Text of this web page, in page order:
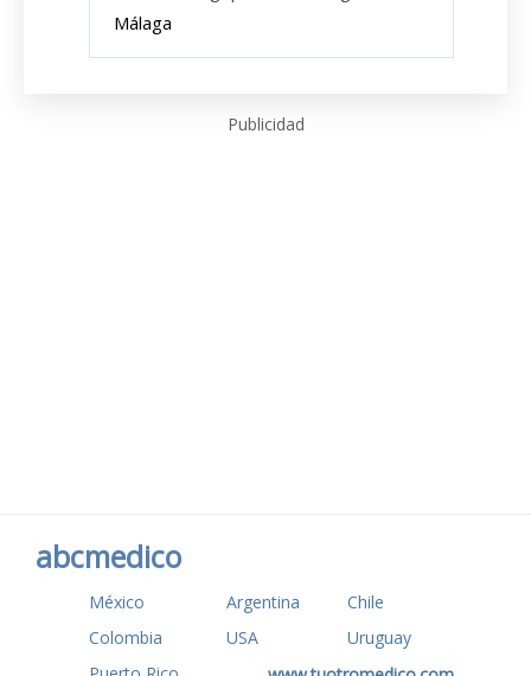
Málaga
Publicidad
abcmedico
México Argentina
Chile
Colombia
USA
Uruguay